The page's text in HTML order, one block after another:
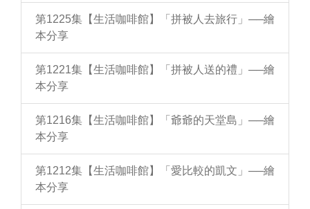
第1225集【生活咖啡館】「拼被人去旅行」──繪
本分享
第1221集【生活咖啡館】「拼被人送的禮」──繪
本分享
第1216集【生活咖啡館】「爺爺的天堂島」──繪
本分享
第1212集【生活咖啡館】「愛比較的凱文」──繪
本分享